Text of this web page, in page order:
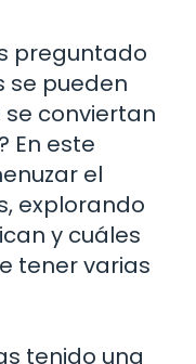
preguntado
se pueden
conviertan
En este
el
explorando
y cuáles
tener varias
tenido una